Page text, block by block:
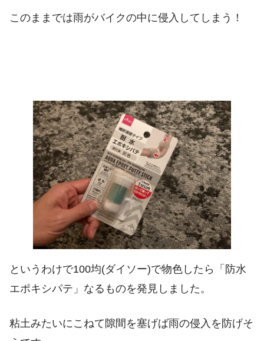
このままでは雨がバイクの中に侵入してしまう！
というわけで100均(ダイソー)で物色したら「防水
エポキシパテ」なるものを発見しました。
粘土みたいにこねて隙間を塞げば雨の侵入を防げそ